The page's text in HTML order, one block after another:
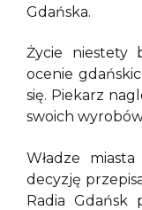
Gdańska.
Życie niestety
ocenie
się. Piekarz
swoich
Władze miasta
decyzję
Radia Gdańsk